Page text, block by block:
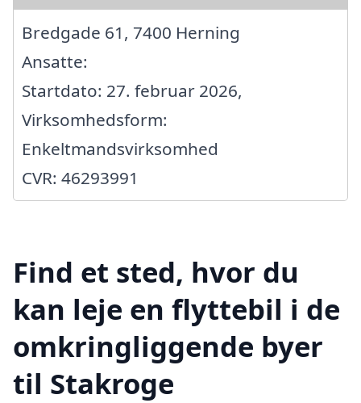
Bredgade 61, 7400 Herning
Ansatte:
Startdato: 27. februar 2026,
Virksomhedsform:
Enkeltmandsvirksomhed
CVR: 46293991
Find et sted, hvor du
kan leje en flyttebil i de
omkringliggende byer
til Stakroge